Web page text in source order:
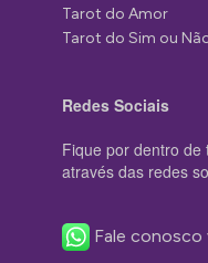
Tarot do Amor
Tarot do Sim ou
Redes Sociais
Fique por dentro de
através das redes
Fale conosco